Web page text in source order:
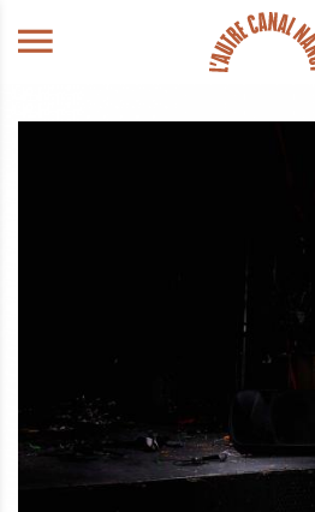
ALLER AU